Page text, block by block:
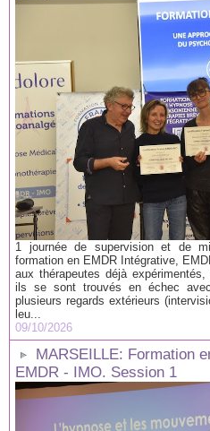
1 journée de supervision et de
formation en EMDR Intégrative,
aux thérapeutes déjà
ils se sont trouvés en échec
plusieurs regards extérieurs
leu...
09/10/2026
MARSEILLE: Formation
EMDR - IMO. Session 1